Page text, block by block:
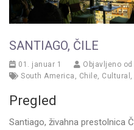
SANTIAGO, ČILE
01. januar 1
Objavljeno od
South America , Chile, Cultural ,
Pregled
Santiago, živahna prestolnica